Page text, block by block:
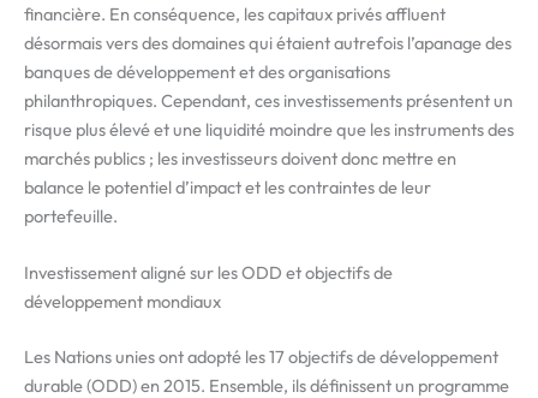
financière. En conséquence, les capitaux privés affluent
désormais vers des domaines qui étaient autrefois l’apanage des
banques de développement et des organisations
philanthropiques. Cependant, ces investissements présentent un
risque plus élevé et une liquidité moindre que les instruments des
marchés publics ; les investisseurs doivent donc mettre en
balance le potentiel d’impact et les contraintes de leur
portefeuille.
Investissement aligné sur les ODD et objectifs de
développement mondiaux
Les Nations unies ont adopté les 17 objectifs de développement
durable (ODD) en 2015. Ensemble, ils définissent un programme